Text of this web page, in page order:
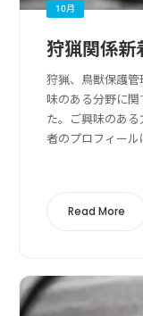
10月
狩猟関係新
狩猟、鳥獣保護
味のある分野に
た。ご興味のあ
者のプロフィー
Read More